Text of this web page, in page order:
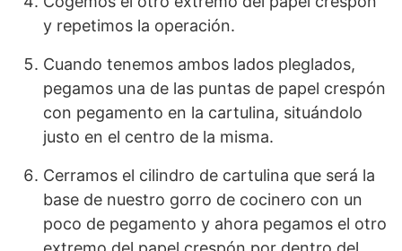
y repetimos la operación.
Cuando tenemos ambos lados pleglados,
pegamos una de las puntas de papel crespón
con pegamento en la cartulina, situándolo
justo en el centro de la misma.
Cerramos el cilindro de cartulina que será la
base de nuestro gorro de cocinero con un
poco de pegamento y ahora pegamos el otro